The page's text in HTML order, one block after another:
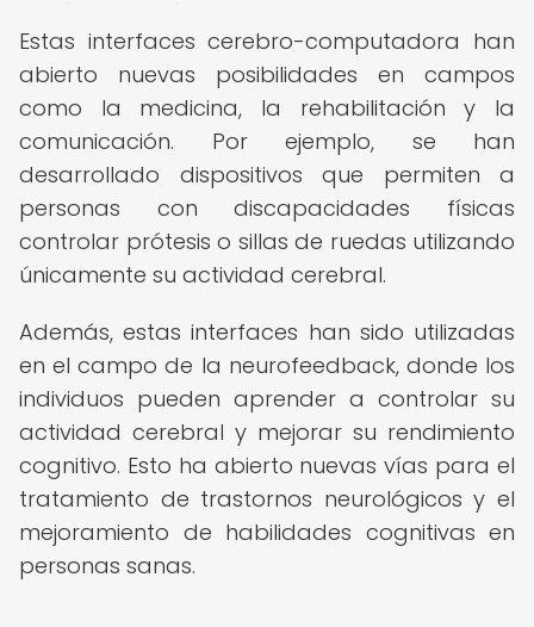
Estas interfaces cerebro-computadora han
abierto nuevas posibilidades en campos
como la medicina, la rehabilitación y la
comunicación. Por ejemplo, se han
desarrollado dispositivos que permiten a
personas con discapacidades físicas
controlar prótesis o sillas de ruedas utilizando
únicamente su actividad cerebral.
Además, estas interfaces han sido utilizadas
en el campo de la neurofeedback, donde los
individuos pueden aprender a controlar su
actividad cerebral y mejorar su rendimiento
cognitivo. Esto ha abierto nuevas vías para el
tratamiento de trastornos neurológicos y el
mejoramiento de habilidades cognitivas en
personas sanas.